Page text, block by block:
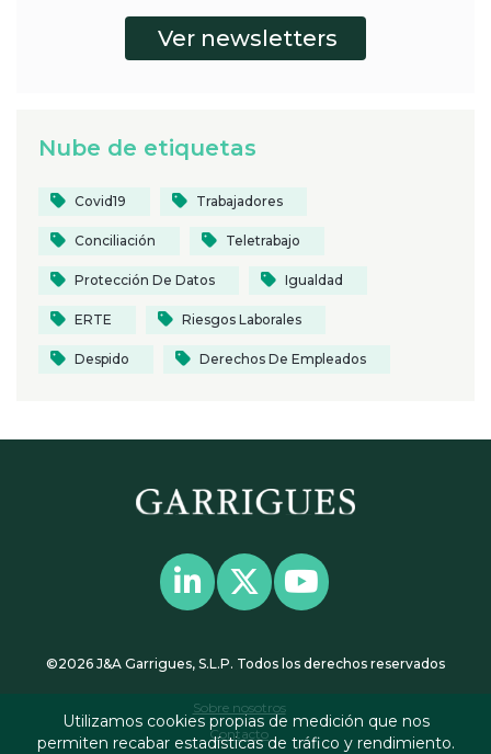
Nube de etiquetas
Covid19 Trabajadores
Conciliación Teletrabajo
Protección De Datos Igualdad
ERTE Riesgos Laborales
Despido Derechos De Empleados
©2026 J&A Garrigues, S.L.P. Todos los derechos reservados
Sobre nosotros
Contacto
Utilizamos cookies propias de medición que nos
permiten recabar estadísticas de tráfico y rendimiento.